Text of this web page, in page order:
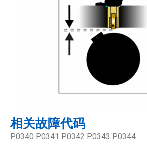
相关故障代码
P0340 P0341 P0342 P0343 P0344